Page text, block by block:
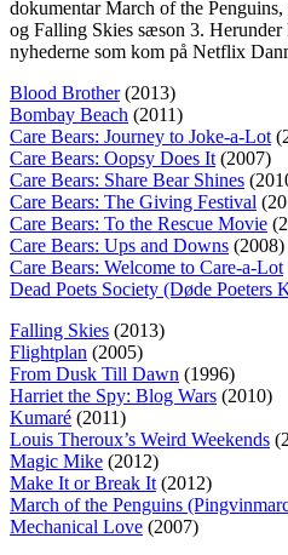
dokumentar March of the
og Falling Skies sæson 3. Herunder
nyhederne som kom på Netflix
Blood Brother(2013)
Bombay Beach (2011)
Care Bears: Journey to Joke-a-Lot
Care Bears: Oopsy Does It (2007)
Care Bears: Share Bear Shines
Care Bears: The Giving Festival
Care Bears: To the Rescue Movie
Care Bears: Ups and Downs (2008)
Care Bears: Welcome to Care-a-Lot
Dead Poets Society (Døde Poeters
Falling Skies (2013)
Flightplan (2005)
From Dusk Till Dawn (1996)
Harriet the Spy: Blog Wars (2010)
Kumaré (2011)
Louis Theroux’s Weird Weekends
Magic Mike (2012)
Make It or Break It (2012)
March of the Penguins
Mechanical Love (2007)